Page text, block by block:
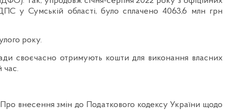
у Сумській області, було сплачено 4063,6 млн грн
року.
своєчасно отримують кошти для виконання власних
час.
внесення змін до Податкового кодексу України щодо